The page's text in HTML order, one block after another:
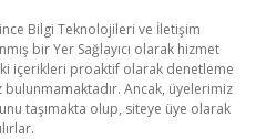
Bilgi Teknolojileri ve İletişim
bir Yer Sağlayıcı olarak hizmet
içerikleri proaktif olarak denetleme
Ancak, üyelerimiz
taşımakta olup, siteye üye olarak